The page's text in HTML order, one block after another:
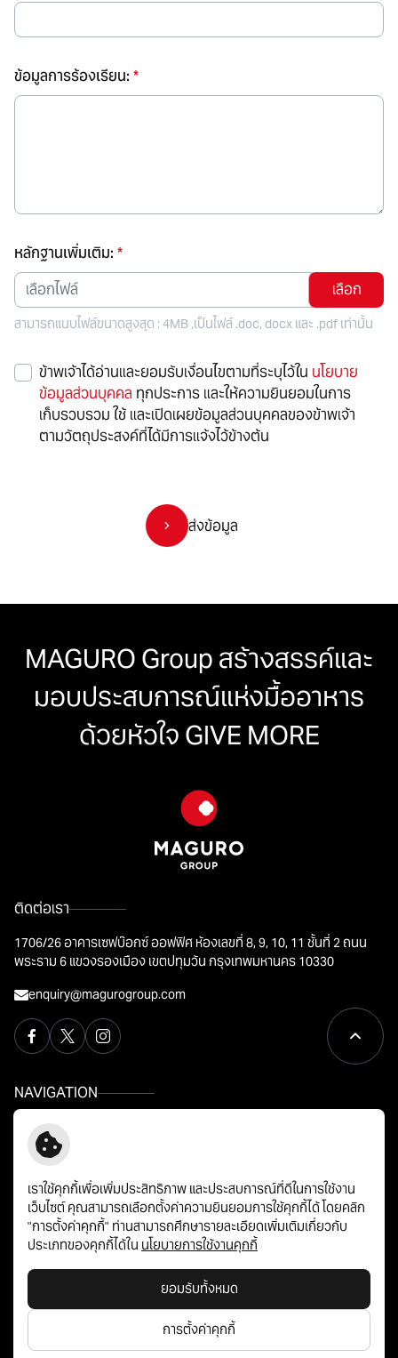
ข้อมูลการร้องเรียน:*
หลักฐานเพิ่มเติม:*
เลือกไฟล์
สามารถแนบไฟล์ขนาดสูงสุด : 4MB ,เป็นไฟล์ .doc, docx และ .pdf เท่านั้น
ข้าพเจ้าได้อ่านและยอมรับเงื่อนไขตามที่ระบุไว้ใน นโยบาย
ข้อมูลส่วนบุคคล ทุกประการ และให้ความยินยอมในการ
เก็บรวบรวม ใช้ และเปิดเผยข้อมูลส่วนบุคคลของข้าพเจ้า
ตามวัตถุประสงค์ที่ได้มีการแจ้งไว้ข้างต้น
ส่งข้อมูล
MAGURO Group สร้างสรรค์และ
มอบประสบการณ์แห่งมื้ออาหาร
ด้วยหัวใจ GIVE MORE
ติดต่อเรา
1706/26 อาคารเซฟบ๊อกซ์ ออฟฟิศ ห้องเลขที่ 8, 9, 10, 11 ชั้นที่ 2 ถนน
พระราม 6 แขวงรองเมือง เขตปทุมวัน กรุงเทพมหานคร 10330
enquiry@magurogroup.com
NAVIGATION
หน้าหลัก
เกี่ยวกับมากุโระ กรุ๊ป
แบรนด์ของเรา
นักลงทุนสัมพันธ์
การพัฒนาอย่างยั่งยืน
ลูกค้าสมาชิกสัมพันธ์
ร่วมงานกับเรา
ติดต่อเรา
© สงวนลิขสิทธิ์ พ.ศ. 2569 บริษัท มากุโระ กรุ๊ป จำกัด (มหาชน)
นโยบายข้อมูลส่วนบุคคล
เราใช้คุกกี้เพื่อเพิ่มประสิทธิภาพ และประสบการณ์ที่ดีในการใช้งาน
เว็บไซต์ คุณสามารถเลือกตั้งค่าความยินยอมการใช้คุกกี้ได้ โดยคลิก
"การตั้งค่าคุกกี้" ท่านสามารถศึกษารายละเอียดเพิ่มเติมเกี่ยวกับ
ประเภทของคุกกี้ได้ใน นโยบายการใช้งานคุกกี้
ยอมรับทั้งหมด
การตั้งค่าคุกกี้